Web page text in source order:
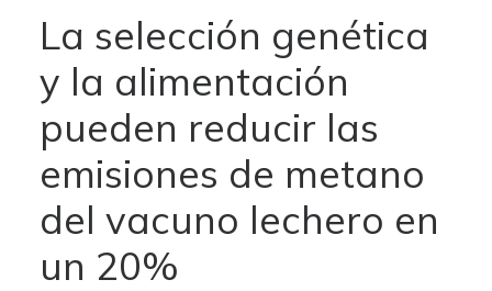
La selección genética
y la alimentación
pueden reducir las
emisiones de metano
del vacuno lechero en
un 20%